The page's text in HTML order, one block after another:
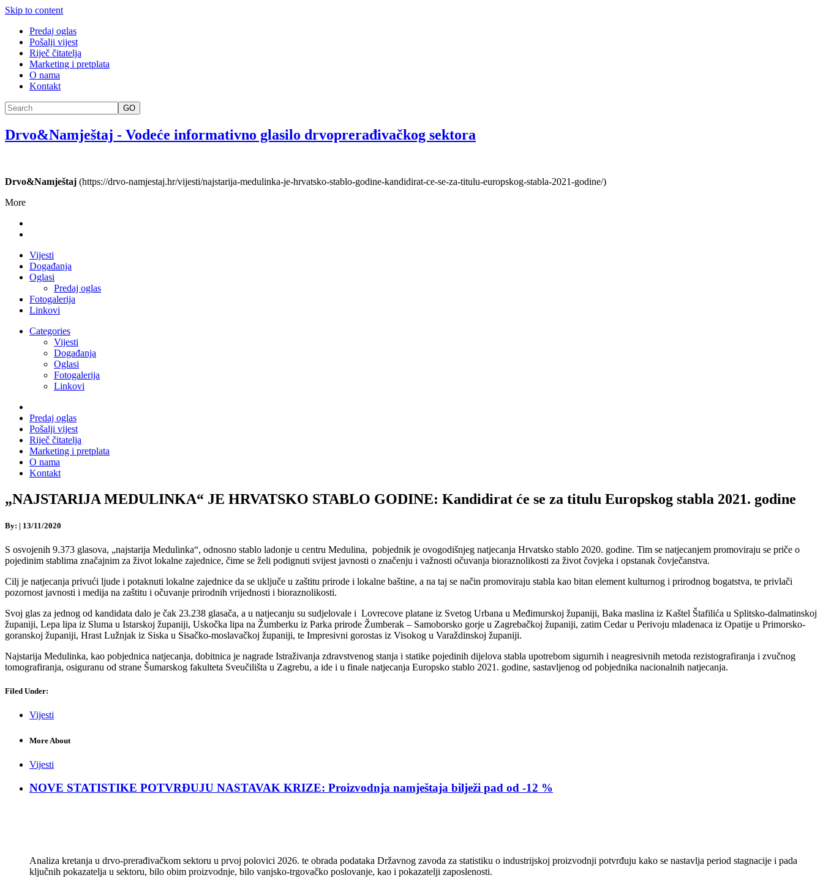
Skip to content
Predaj oglas
Pošalji vijest
Riječ čitatelja
Marketing i pretplata
O nama
Kontakt
GO
Drvo&Namještaj - Vodeće informativno glasilo drvoprerađivačkog sektora
Drvo&Namještaj (https://drvo-namjestaj.hr/vijesti/najstarija-medulinka-je-hrvatsko-stablo-godine-kandidirat-ce-se-za-titulu-europskog-stabla-2021-godine/)
More
Vijesti
Događanja
Oglasi
Predaj oglas
Fotogalerija
Linkovi
Categories
Vijesti
Događanja
Oglasi
Fotogalerija
Linkovi
Predaj oglas
Pošalji vijest
Riječ čitatelja
Marketing i pretplata
O nama
Kontakt
„NAJSTARIJA MEDULINKA“ JE HRVATSKO STABLO GODINE: Kandidirat će se za titulu Europskog stabla 2021. godine
By: | 13/11/2020
S osvojenih 9.373 glasova, „najstarija Medulinka“, odnosno stablo ladonje u centru Medulina, pobjednik je ovogodišnjeg natjecanja Hrvatsko stablo 2020. godine. Tim se natjecanjem promoviraju se priče o
pojedinim stablima značajnim za život lokalne zajednice, čime se želi podignuti svijest javnosti o značenju i važnosti očuvanja bioraznolikosti za život čovjeka i opstanak čovječanstva.
Cilj je natjecanja privući ljude i potaknuti lokalne zajednice da se uključe u zaštitu prirode i lokalne baštine, a na taj se način promoviraju stabla kao bitan element kulturnog i prirodnog bogatstva, te privlači
pozornost javnosti i medija na zaštitu i očuvanje prirodnih vrijednosti i bioraznolikosti.
Svoj glas za jednog od kandidata dalo je čak 23.238 glasača, a u natjecanju su sudjelovale i Lovrecove platane iz Svetog Urbana u Međimurskoj županiji, Baka maslina iz Kaštel Štafilića u Splitsko-dalmatinskoj
županiji, Lepa lipa iz Sluma u Istarskoj županiji, Uskočka lipa na Žumberku iz Parka prirode Žumberak – Samoborsko gorje u Zagrebačkoj županiji, zatim Cedar u Perivoju mladenaca iz Opatije u Primorsko-
goranskoj županiji, Hrast Lužnjak iz Siska u Sisačko-moslavačkoj županiji, te Impresivni gorostas iz Visokog u Varaždinskoj županiji.
Najstarija Medulinka, kao pobjednica natjecanja, dobitnica je nagrade Istraživanja zdravstvenog stanja i statike pojedinih dijelova stabla upotrebom sigurnih i neagresivnih metoda rezistografiranja i zvučnog
tomografiranja, osiguranu od strane Šumarskog fakulteta Sveučilišta u Zagrebu, a ide i u finale natjecanja Europsko stablo 2021. godine, sastavljenog od pobjednika nacionalnih natjecanja.
Filed Under:
Vijesti
More About
Vijesti
NOVE STATISTIKE POTVRĐUJU NASTAVAK KRIZE: Proizvodnja namještaja bilježi pad od -12 %
Analiza kretanja u drvo-prerađivačkom sektoru u prvoj polovici 2026. te obrada podataka Državnog zavoda za statistiku o industrijskoj proizvodnji potvrđuju kako se nastavlja period stagnacije i pada
ključnih pokazatelja u sektoru, bilo obim proizvodnje, bilo vanjsko-trgovačko poslovanje, kao i pokazatelji zaposlenosti.